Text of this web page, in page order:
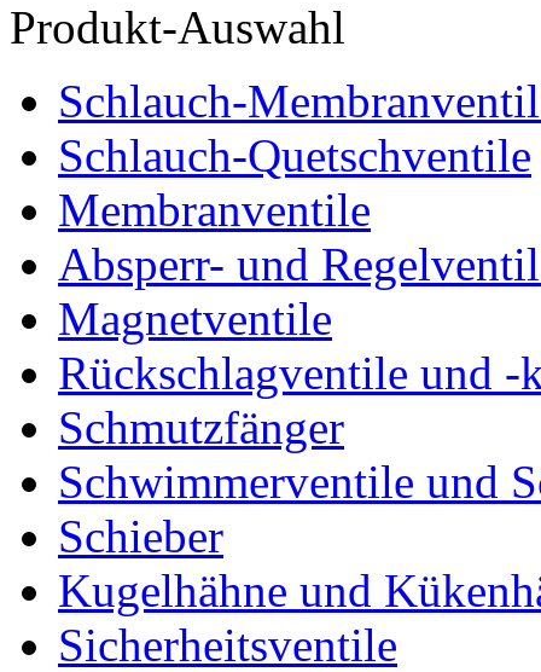
Produkt-Auswahl
Schlauch-
Schlauch-Quetschventile
Membranventile
Absperr- und
Magnetventile
Rückschlagventile und -
Schmutzfänger
Schwimmerventile und
Schieber
Kugelhähne und
Sicherheitsventile